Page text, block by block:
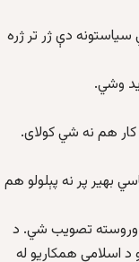
سياستونه دې ژر تر ژره
وشي.
هم نه شي کولای.
بهير پر نه پېلولو هم
وروسته تصويب شي. د
د اسلامي همکاريو له